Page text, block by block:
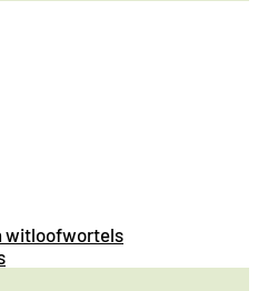
witloofwortels